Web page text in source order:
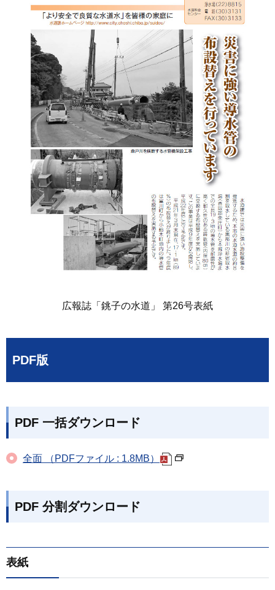
広報誌「銚子の水道」 第26号表紙
PDF版
PDF 一括ダウンロード
全面 （PDFファイル : 1.8MB）
PDF 分割ダウンロード
表紙